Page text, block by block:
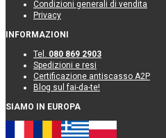
Condizioni generali di vendita
Privacy
INFORMAZIONI
Tel. 080 869 2903
Spedizioni e resi
Certificazione antiscasso A2P
Blog sul fai-da-te!
SIAMO IN EUROPA